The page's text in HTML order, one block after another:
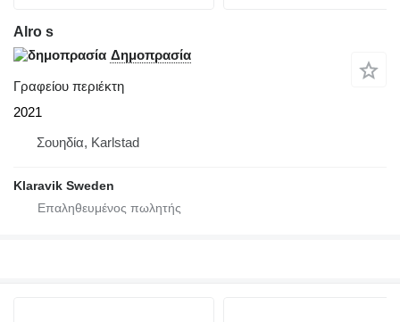
Alro s
Δημοπρασία
Γραφείου περιέκτη
2021
Σουηδία, Karlstad
Klaravik Sweden